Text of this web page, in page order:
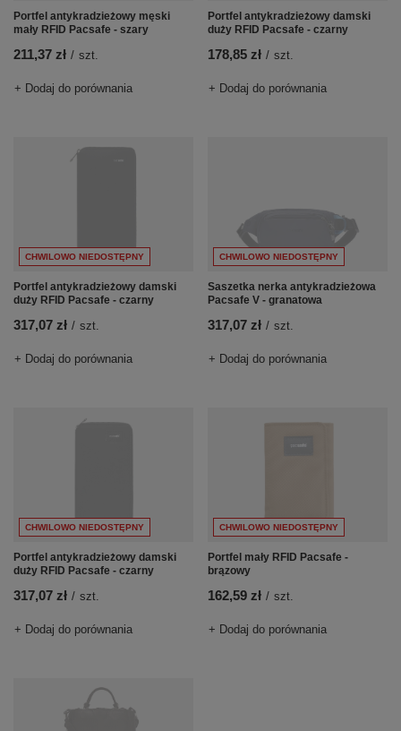
Portfel antykradzieżowy męski
mały RFID Pacsafe - szary
211,37 zł / szt.
+ Dodaj do porównania
Portfel antykradzieżowy damski
duży RFID Pacsafe - czarny
178,85 zł / szt.
+ Dodaj do porównania
CHWILOWO NIEDOSTĘPNY
Portfel antykradzieżowy damski
duży RFID Pacsafe - czarny
317,07 zł / szt.
+ Dodaj do porównania
CHWILOWO NIEDOSTĘPNY
Saszetka nerka antykradzieżowa
Pacsafe V - granatowa
317,07 zł / szt.
+ Dodaj do porównania
CHWILOWO NIEDOSTĘPNY
Portfel antykradzieżowy damski
duży RFID Pacsafe - czarny
317,07 zł / szt.
+ Dodaj do porównania
CHWILOWO NIEDOSTĘPNY
Portfel mały RFID Pacsafe -
brązowy
162,59 zł / szt.
+ Dodaj do porównania